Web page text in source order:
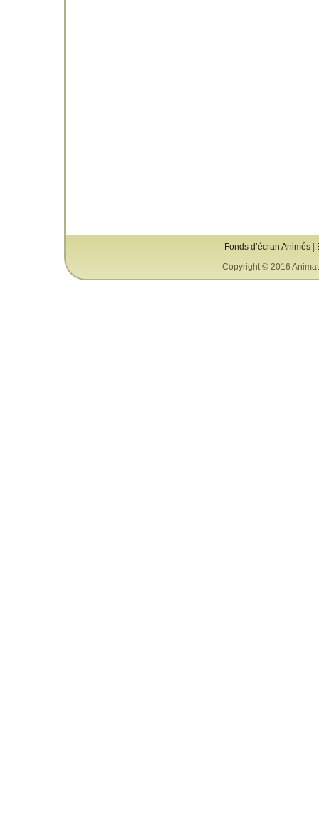
Fonds d’écran Animés|
Copyright © 2016